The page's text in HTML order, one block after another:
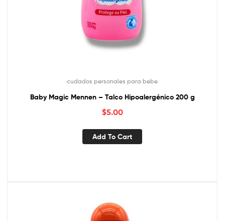
cudados personales para bebe
Baby Magic Mennen – Talco Hipoalergénico 200 g
$5.00
Add To Cart